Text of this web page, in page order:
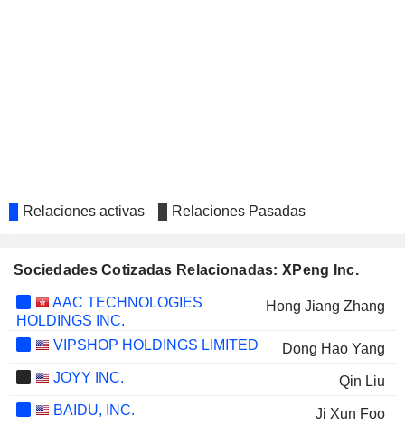
Relaciones activas Relaciones Pasadas
Sociedades Cotizadas Relacionadas: XPeng Inc.
AAC TECHNOLOGIES
HOLDINGS INC.
Hong Jiang Zhang
VIPSHOP HOLDINGS LIMITED
Dong Hao Yang
JOYY INC.
Qin Liu
BAIDU, INC.
Ji Xun Foo